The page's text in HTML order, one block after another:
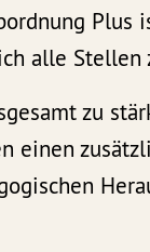
alle Stellen
zu
einen